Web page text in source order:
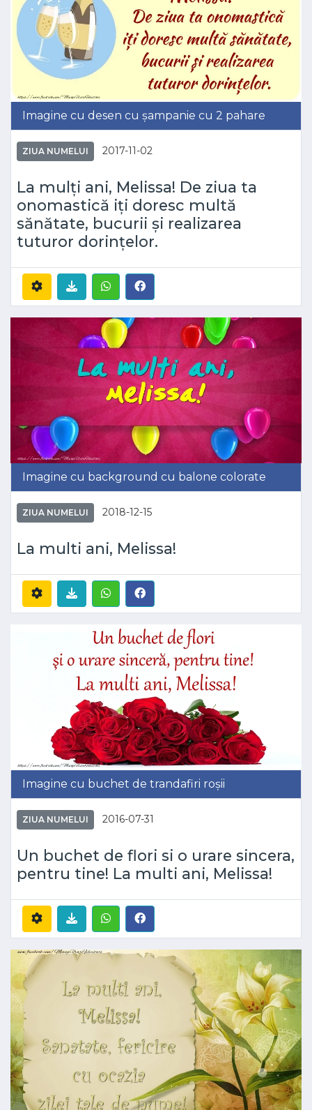
Imagine cu desen cu șampanie cu 2 pahare
ZIUA NUMELUI 2017-11-02
La mulți ani, Melissa! De ziua ta
onomastică iți doresc multă
sănătate, bucurii și realizarea
tuturor dorințelor.
Imagine cu background cu balone colorate
ZIUA NUMELUI 2018-12-15
La multi ani, Melissa!
Imagine cu buchet de trandafiri roșii
ZIUA NUMELUI 2016-07-31
Un buchet de flori si o urare sincera,
pentru tine! La multi ani, Melissa!